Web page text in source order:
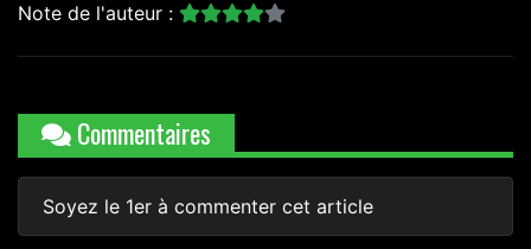
Note de l'auteur :
Commentaires
Soyez le 1er à commenter cet article